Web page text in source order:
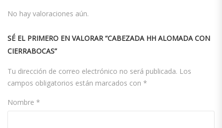
No hay valoraciones aún.
SÉ EL PRIMERO EN VALORAR “CABEZADA HH ALOMADA CON
CIERRABOCAS”
Tu dirección de correo electrónico no será publicada. Los
campos obligatorios están marcados con *
Nombre *